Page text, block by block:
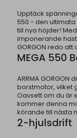
Upptäck
550 - den
till nya höjder!
imponerande
GORGON redo
MEGA 550
ARRMA GORGON
borstmotor, vilket
Oavsett om du är
kommer denna
körande till nästa
2-hjulsdrift